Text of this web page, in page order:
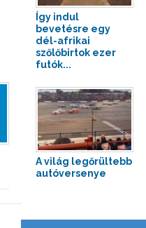
Így indul
bevetésre egy
dél-afrikai
szőlőbirtok ezer
futók...
A világ legőrültebb
autóversenye